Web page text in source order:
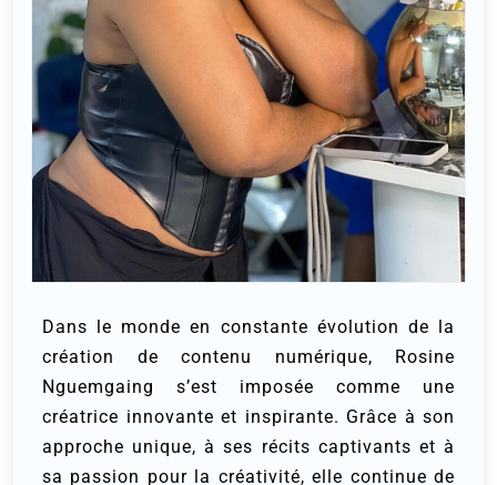
Dans le monde en constante évolution de la
création de contenu numérique, Rosine
Nguemgaing s’est imposée comme une
créatrice innovante et inspirante. Grâce à son
approche unique, à ses récits captivants et à
sa passion pour la créativité, elle continue de